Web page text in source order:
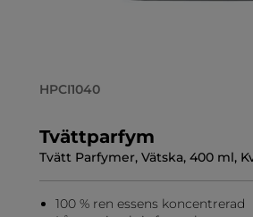
HPCI1040
Tvättparfym
Tvätt Parfymer, Vätska, 400 ml,
100 % ren essens koncentrerad